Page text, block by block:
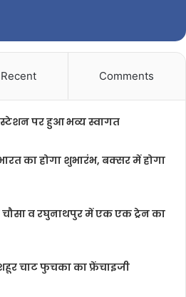
Recent Comments
पर हुआ भव्य स्वागत
का होगा शुभारंभ, बक्सर में होगा
व रघुनाथपुर में एक एक ट्रेन का
चाट फुचका का फ्रेंचाइजी